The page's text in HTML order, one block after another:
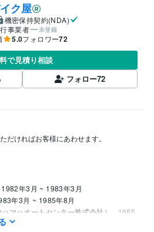
ク屋
機密保持契約(NDA)
事業者
未登録
5.0フォロワー72
で見積り相談
フォロー72
だければお客様にあわせます。
1982年3月 ~ 1983年3月
年3月 ~ 1985年8月
マハオートセンター株式会社）
1985